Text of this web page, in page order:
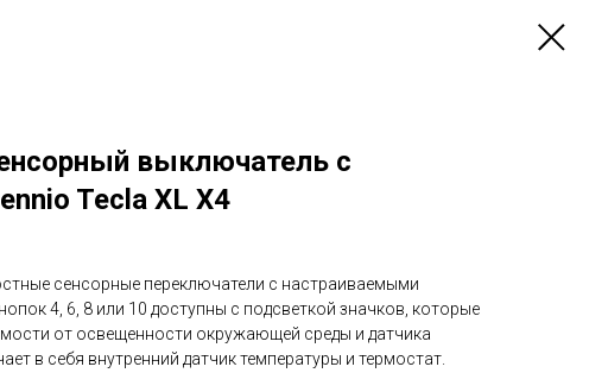
выключатель с
Tecla XL X4
сенсорные переключатели с настраиваемыми
4, 6, 8 или 10 доступны с подсветкой значков, которые
от освещенности окружающей среды и датчика
в себя внутренний датчик температуры и термостат.